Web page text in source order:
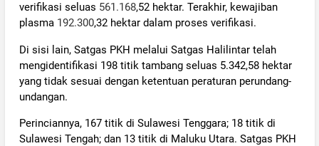
verifikasi seluas 561.168,52 hektar. Terakhir, kewajiban
plasma 192.300,32 hektar dalam proses verifikasi.
Di sisi lain, Satgas PKH melalui Satgas Halilintar telah
mengidentifikasi 198 titik tambang seluas 5.342,58 hektar
yang tidak sesuai dengan ketentuan peraturan perundang-
undangan.
Perinciannya, 167 titik di Sulawesi Tenggara; 18 titik di
Sulawesi Tengah; dan 13 titik di Maluku Utara. Satgas PKH